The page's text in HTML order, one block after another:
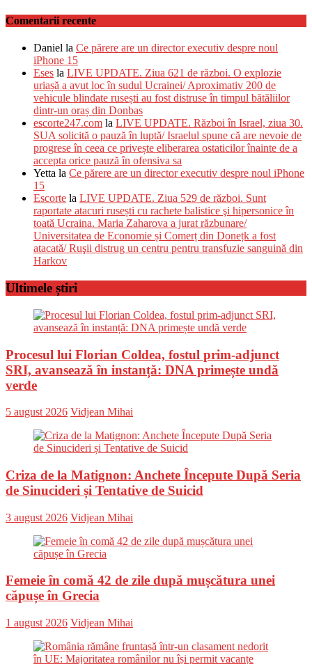
Comentarii recente
Daniel la Ce părere are un director executiv despre noul
iPhone 15
Eses la LIVE UPDATE. Ziua 621 de război. O explozie
uriașă a avut loc în sudul Ucrainei/ Aproximativ 200 de
vehicule blindate rusești au fost distruse în timpul bătăliilor
dintr-un oraș din Donbas
escorte247.com la LIVE UPDATE. Război în Israel, ziua 30.
SUA solicită o pauză în luptă/ Israelul spune că are nevoie de
progrese în ceea ce privește eliberarea ostaticilor înainte de a
accepta orice pauză în ofensiva sa
Yetta la Ce părere are un director executiv despre noul iPhone
15
Escorte la LIVE UPDATE. Ziua 529 de război. Sunt
raportate atacuri rusești cu rachete balistice şi hipersonice în
toată Ucraina. Maria Zaharova a jurat răzbunare/
Universitatea de Economie și Comerț din Donețk a fost
atacată/ Ruşii distrug un centru pentru transfuzie sanguină din
Harkov
Ultimele știri
Procesul lui Florian Coldea, fostul prim-adjunct
SRI, avansează în instanță: DNA primește undă
verde
Posted
5 august 2026 Author
Vidjean Mihai
Criza de la Matignon: Anchete Începute După Seria
de Sinucideri și Tentative de Suicid
Posted
3 august 2026 Author
Vidjean Mihai
Femeie în comă 42 de zile după mușcătura unei
căpușe în Grecia
Posted
1 august 2026 Author
Vidjean Mihai